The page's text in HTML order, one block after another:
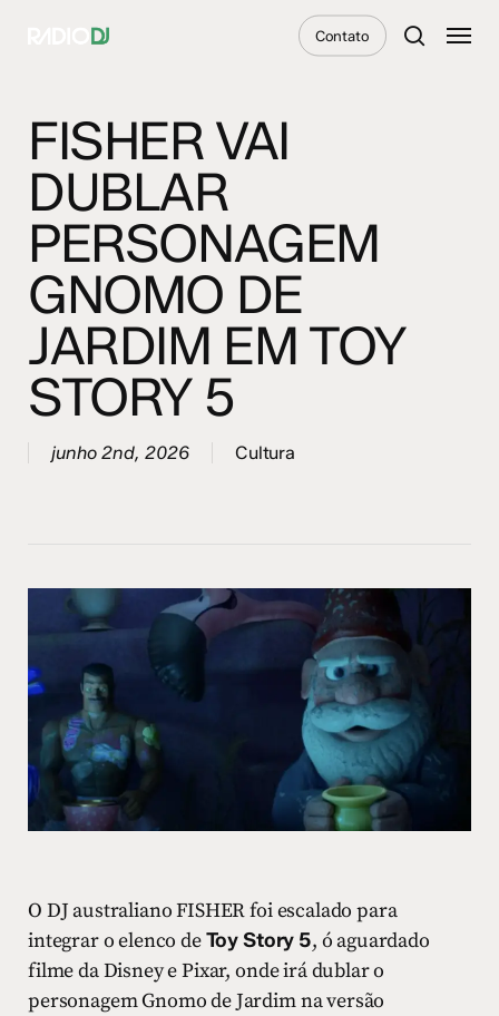
Contato
search
Menu
FISHER VAI
DUBLAR
PERSONAGEM
GNOMO DE
JARDIM EM TOY
STORY 5
junho 2nd, 2026 Cultura
O DJ australiano FISHER foi escalado para
integrar o elenco deToy Story 5, ó aguardado
filme da Disney e Pixar, onde irá dublar o
personagem Gnomo de Jardim na versão